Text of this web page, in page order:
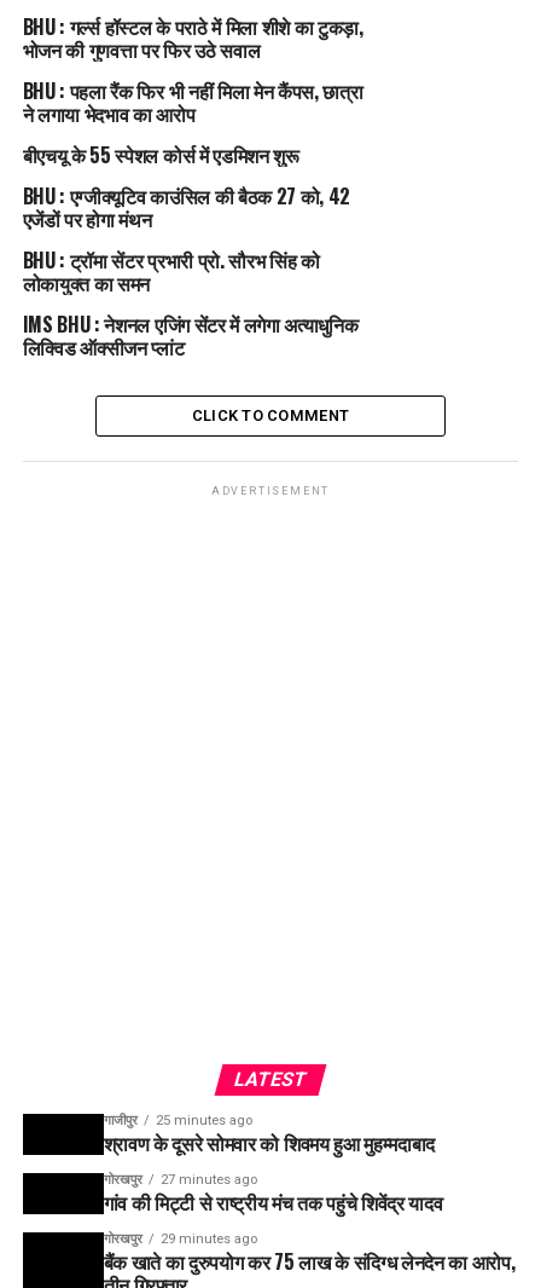
BHU : गर्ल्स हॉस्टल के पराठे में मिला शीशे का टुकड़ा,
भोजन की गुणवत्ता पर फिर उठे सवाल
BHU : पहला रैंक फिर भी नहीं मिला मेन कैंपस, छात्रा
ने लगाया भेदभाव का आरोप
बीएचयू के 55 स्पेशल कोर्स में एडमिशन शुरू
BHU : एग्जीक्यूटिव काउंसिल की बैठक 27 को, 42
एजेंडों पर होगा मंथन
BHU : ट्रॉमा सेंटर प्रभारी प्रो. सौरभ सिंह को
लोकायुक्त का समन
IMS BHU : नेशनल एजिंग सेंटर में लगेगा अत्याधुनिक
लिक्विड ऑक्सीजन प्लांट
CLICK TO COMMENT
ADVERTISEMENT
LATEST
गाजीपुर 25 minutes ago
श्रावण के दूसरे सोमवार को शिवमय हुआ मुहम्मदाबाद
गोरखपुर 27 minutes ago
गांव की मिट्टी से राष्ट्रीय मंच तक पहुंचे शिवेंद्र यादव
गोरखपुर 29 minutes ago
बैंक खाते का दुरुपयोग कर 75 लाख के संदिग्ध लेनदेन का आरोप,